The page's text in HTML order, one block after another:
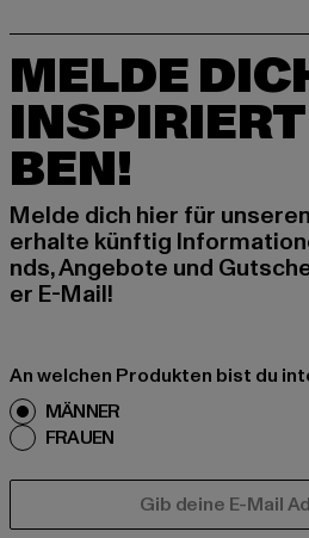
MELDE
BEN!
Melde dich hier für
erhalte künftig
nds, Angebote und
er E-Mail!
An welchen Produkten bist du
MÄNNER
FRAUEN